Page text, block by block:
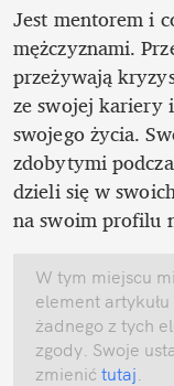
Jest mentorem i
mężczyznami.
przeżywają
ze swojej kariery
swojego życia.
zdobytymi
dzieli się w
na swoim profilu
W tym miejscu
element
żadnego z tych
zgody. Swoje
zmienić tutaj